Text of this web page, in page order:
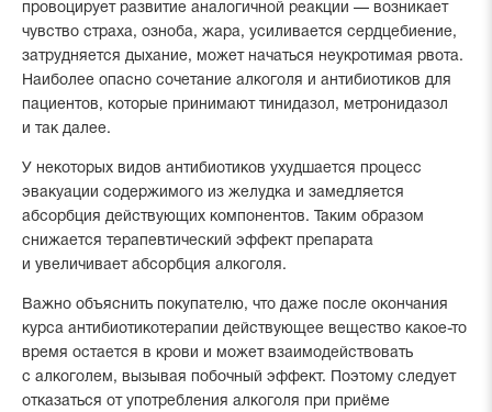
провоцирует развитие аналогичной реакции — возникает
чувство страха, озноба, жара, усиливается сердцебиение,
затрудняется дыхание, может начаться неукротимая рвота.
Наиболее опасно сочетание алкоголя и антибиотиков для
пациентов, которые принимают тинидазол, метронидазол
и так далее.
У некоторых видов антибиотиков ухудшается процесс
эвакуации содержимого из желудка и замедляется
абсорбция действующих компонентов. Таким образом
снижается терапевтический эффект препарата
и увеличивает абсорбция алкоголя.
Важно объяснить покупателю, что даже после окончания
курса антибиотикотерапии действующее вещество какое-то
время остается в крови и может взаимодействовать
с алкоголем, вызывая побочный эффект. Поэтому следует
отказаться от употребления алкоголя при приёме